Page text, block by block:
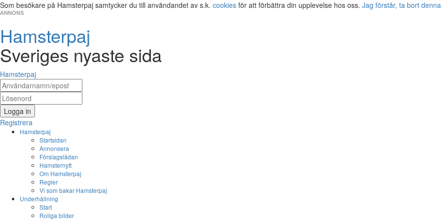
Som besökare på Hamsterpaj samtycker du till användandet av s.k. cookies för att förbättra din upplevelse hos oss. Jag förstår, ta bort
ANNONS
Hamsterpaj
Sveriges nyaste sida
Hamsterpaj
Logga in
Registrera
Hamsterpaj
Startsidan
Annonsera
Förslagslådan
Hamsternytt
Om Hamsterpaj
Regler
Vi som bakar Hamsterpaj
Underhållning
Start
Roliga bilder